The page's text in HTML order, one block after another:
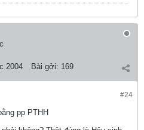
2004 Bài gởi: 169
#24
pp PTHH